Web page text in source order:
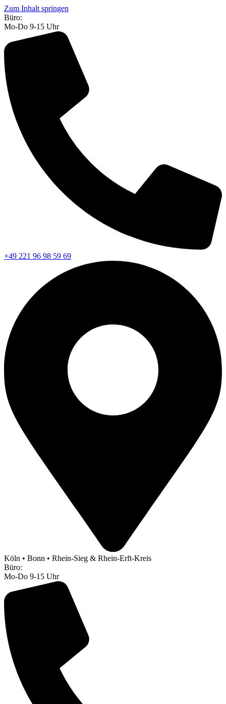
Zum Inhalt springen
Büro:
Mo-Do 9-15 Uhr
+49 221 96 98 59 69
Köln • Bonn • Rhein-Sieg & Rhein-Erft-Kreis
Büro:
Mo-Do 9-15 Uhr